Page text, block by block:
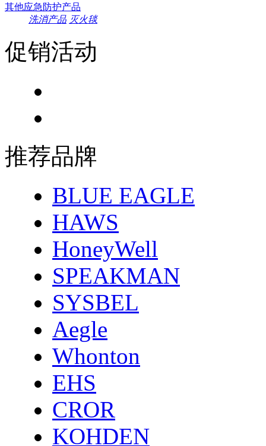
其他应急防护产品
洗消产品 灭火毯
促销活动
推荐品牌
BLUE EAGLE
HAWS
HoneyWell
SPEAKMAN
SYSBEL
Aegle
Whonton
EHS
CROR
KOHDEN